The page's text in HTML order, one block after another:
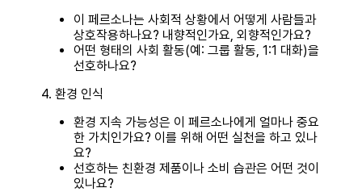
이 페르소나는 사회적 상황에서 어떻게 사람들과
상호작용하나요? 내향적인가요, 외향적인가요?
어떤 형태의 사회 활동(예: 그룹 활동, 1:1 대화)을
선호하나요?
4. 환경 인식
환경 지속 가능성은 이 페르소나에게 얼마나 중요
한 가치인가요? 이를 위해 어떤 실천을 하고 있나
요?
선호하는 친환경 제품이나 소비 습관은 어떤 것이
있나요?